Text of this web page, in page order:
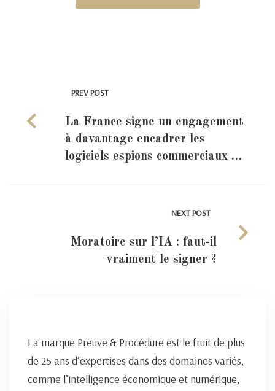
PREV POST
La France signe un engagement
à davantage encadrer les
logiciels espions commerciaux …
NEXT POST
Moratoire sur l’IA : faut-il
vraiment le signer ?
La marque Preuve & Procédure est le fruit de plus
de 25 ans d’expertises dans des domaines variés,
comme l’intelligence économique et numérique,